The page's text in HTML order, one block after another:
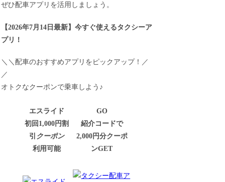
ぜひ配車アプリを活用しましょう。
【2026年7月14日最新】今すぐ使えるタクシーア
プリ！
＼＼配車のおすすめアプリをピックアップ！／
／
オトクなクーポンで乗車しよう♪
エスライド
初回1,000円割
引 クーポン
利用可能
GO
紹介コードで
2,000円分クーポ
ンGET